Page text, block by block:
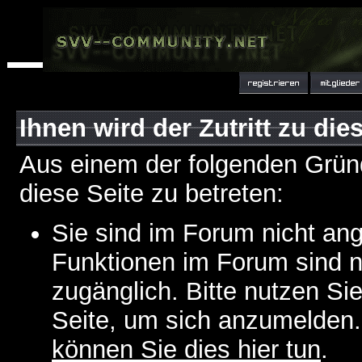
Ihnen wird der Zutritt zu
Aus einem der folgenden
diese Seite zu betreten:
Sie sind im Forum nicht
Funktionen im Forum sind
zugänglich. Bitte nutzen
Seite, um sich
können Sie dies hier tun.